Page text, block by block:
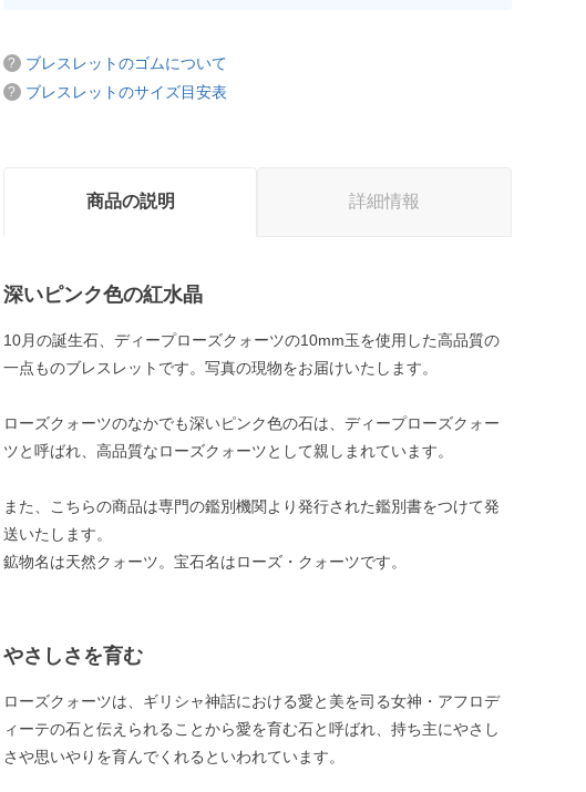
ブレスレットのゴムについて
ブレスレットのサイズ目安表
商品の説明 詳細情報
深いピンク色の紅水晶
10月の誕生石、ディープローズクォーツの10mm玉を使用した高品質の
一点ものブレスレットです。写真の現物をお届けいたします。
ローズクォーツのなかでも深いピンク色の石は、ディープローズクォー
ツと呼ばれ、高品質なローズクォーツとして親しまれています。
また、こちらの商品は専門の鑑別機関より発行された鑑別書をつけて発
送いたします。
鉱物名は天然クォーツ。宝石名はローズ・クォーツです。
やさしさを育む
ローズクォーツは、ギリシャ神話における愛と美を司る女神・アフロデ
ィーテの石と伝えられることから愛を育む石と呼ばれ、持ち主にやさし
さや思いやりを育んでくれるといわれています。